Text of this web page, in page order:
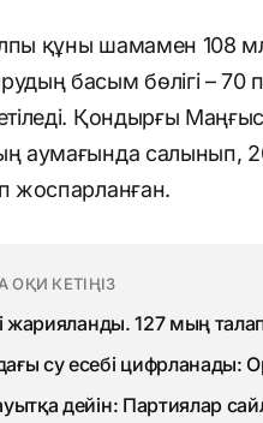
құны шамамен 108
басым бөлігі – 70
Қондырғы
аумағында салынып,
жоспарланған.
КЕТІҢІЗ
жарияланды. 127 мың
су есебі цифрланады:
дейін: Партиялар